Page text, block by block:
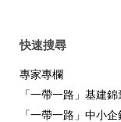
快速搜尋
專家專欄
「一帶一路」基建錦
「一帶一路」中小